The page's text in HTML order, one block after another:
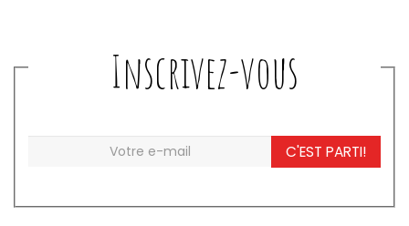
Inscrivez-vous
C'EST PARTI!